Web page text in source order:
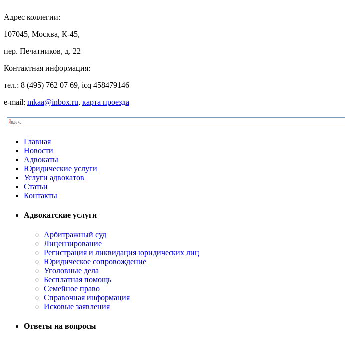
Адрес коллегии:
107045, Москва, К-45,
пер. Печатников, д. 22
Контактная информация:
тел.: 8 (495) 762 07 69, icq 458479146
e-mail: mkaa@inbox.ru, карта проезда
Главная
Новости
Адвокаты
Юридические услуги
Услуги адвокатов
Статьи
Контакты
Адвокатские услуги
Арбитражный суд
Лицензирование
Регистрация и ликвидация юридических лиц
Юридическое сопровождение
Уголовные дела
Бесплатная помощь
Семейное право
Справочная информация
Исковые заявления
Ответы на вопросы